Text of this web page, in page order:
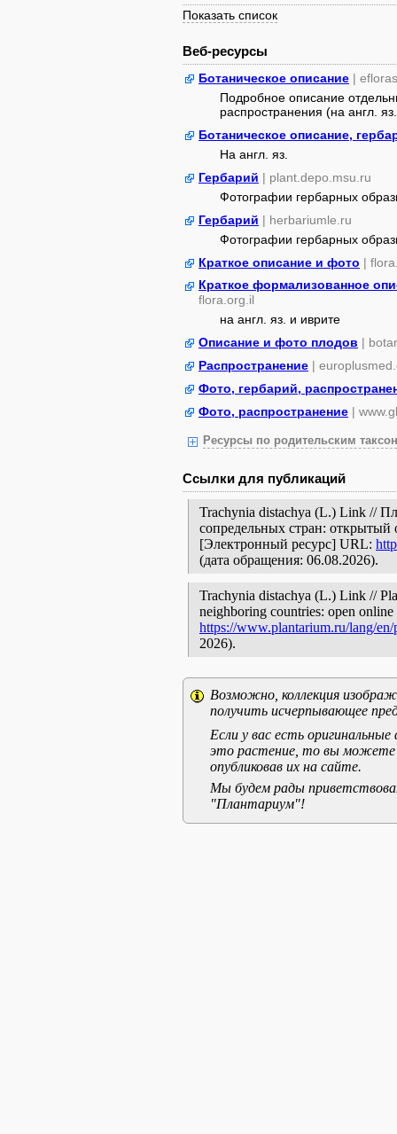
Показать список
Веб-ресурсы
Ботаническое описание |
Подробное описание
распространения (на англ.
Ботаническое описание,
На англ. яз.
Гербарий | plant.depo.msu.ru
Фотографии гербарных
Гербарий | herbariumle.ru
Фотографии гербарных
Краткое описание и фото |
Краткое формализованное
flora.org.il
на англ. яз. и иврите
Описание и фото плодов |
Распространение |
Фото, гербарий,
Фото, распространение |
Ресурсы по родительским
Ссылки для публикаций
Trachynia distachya (L.) Link //
сопредельных стран: открытый
[Электронный ресурс] URL:
(дата обращения: 06.08.2026).
Trachynia distachya (L.) Link //
neighboring countries: open
https://www.plantarium.ru/lang/
2026).
Возможно, коллекция
получить исчерпывающее
Если у вас есть
это растение, то вы можете
опубликовав их на сайте.
Мы будем рады
"Плантариум"!